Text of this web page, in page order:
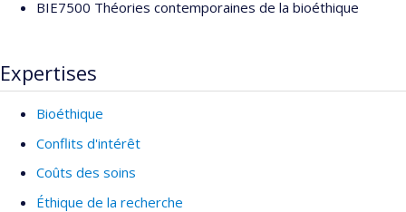
BIE7500 Théories contemporaines de la bioéthique
Expertises
Bioéthique
Conflits d'intérêt
Coûts des soins
Éthique de la recherche